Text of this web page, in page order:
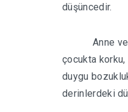
düşüncedir.
Anne
çocukta
duygu
derinlerdeki